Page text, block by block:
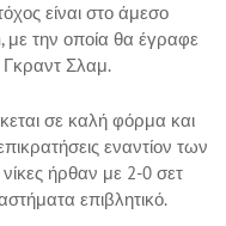
είναι στο άμεσο
με την οποία θα έγραφε
Γκραντ Σλαμ.
σε καλή φόρμα και
εναντίον των
ήρθαν με 2-0 σετ
επιβλητικό.